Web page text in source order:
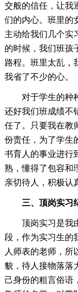
交般的信任，让我
们的内心。班里的
主动给我们几个实
的时候，我们班孩
路程。班里太乱，
我省了不少的心。
对于学生的种种
还好我们班成绩不
任了。只要我在教
份责任，为了学生
书育人的事业进行
熟，懂得了包容和
亲切待人，积极认
三、顶岗实习
顶岗实习是我由
段，作为实习生的
人师表的老师，所
貌，待人接物落落
己身份的粗言俗语